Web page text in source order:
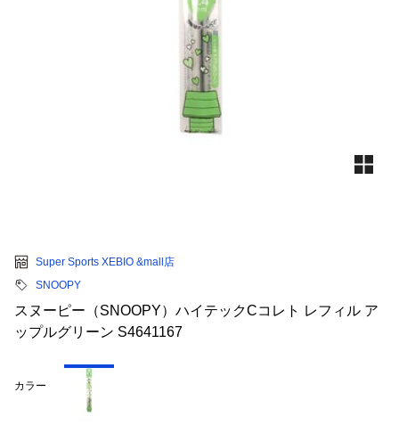
Super Sports XEBIO &mall店
SNOOPY
スヌーピー（SNOOPY）ハイテックCコレト レフィル ア
ップルグリーン S4641167
カラー